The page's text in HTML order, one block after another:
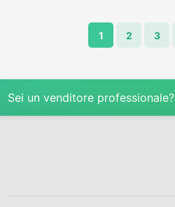
1 2 3
Sei un venditore professionale?